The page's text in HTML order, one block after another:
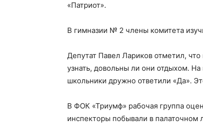
«Патриот».
В гимназии № 2 члены комитета
Депутат Павел Лариков отметил,
узнать, довольны ли они отдыхом.
школьники дружно ответили «Да».
В ФОК «Триумф» рабочая группа
инспекторы побывали в палаточном